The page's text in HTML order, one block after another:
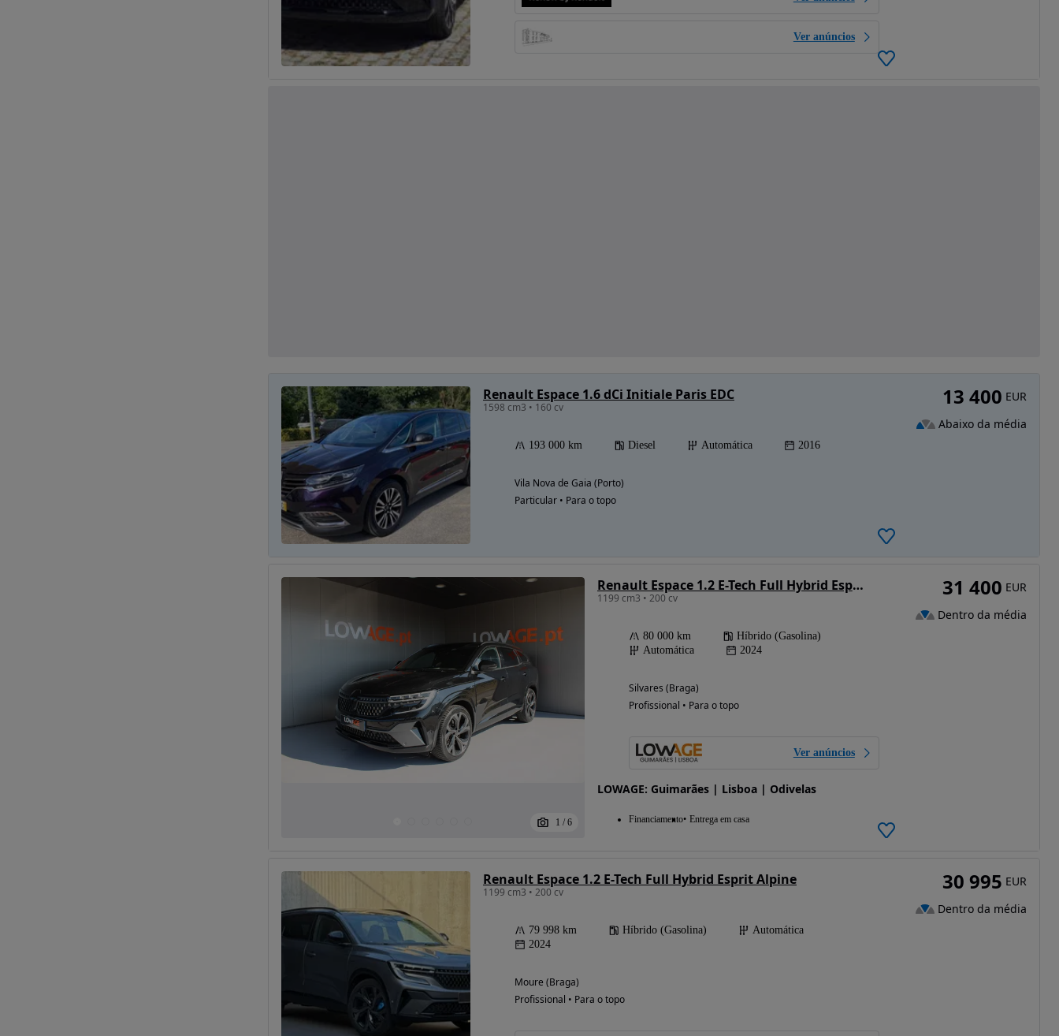
Ver anúncios
Renault Espace 1.6 dCi Initiale Paris EDC
1598 cm3 • 160 cv
193 000 km Diesel Automática 2016
Vila Nova de Gaia (Porto)
Particular • Para o topo
13 400 EUR
Abaixo da média
1 / 6
Renault Espace 1.2 E-Tech Full Hybrid Esprit Alpine
1199 cm3 • 200 cv
80 000 km
Híbrido (Gasolina)
Automática
2024
Silvares (Braga)
Profissional • Para o topo
Ver anúncios
LOWAGE: Guimarães | Lisboa | Odivelas
Financiamento Entrega em casa
31 400 EUR
Dentro da média
Renault Espace 1.2 E-Tech Full Hybrid Esprit Alpine
1199 cm3 • 200 cv
79 998 km Híbrido (Gasolina)
Automática
2024
Moure (Braga)
Profissional • Para o topo
30 995 EUR
Dentro da média